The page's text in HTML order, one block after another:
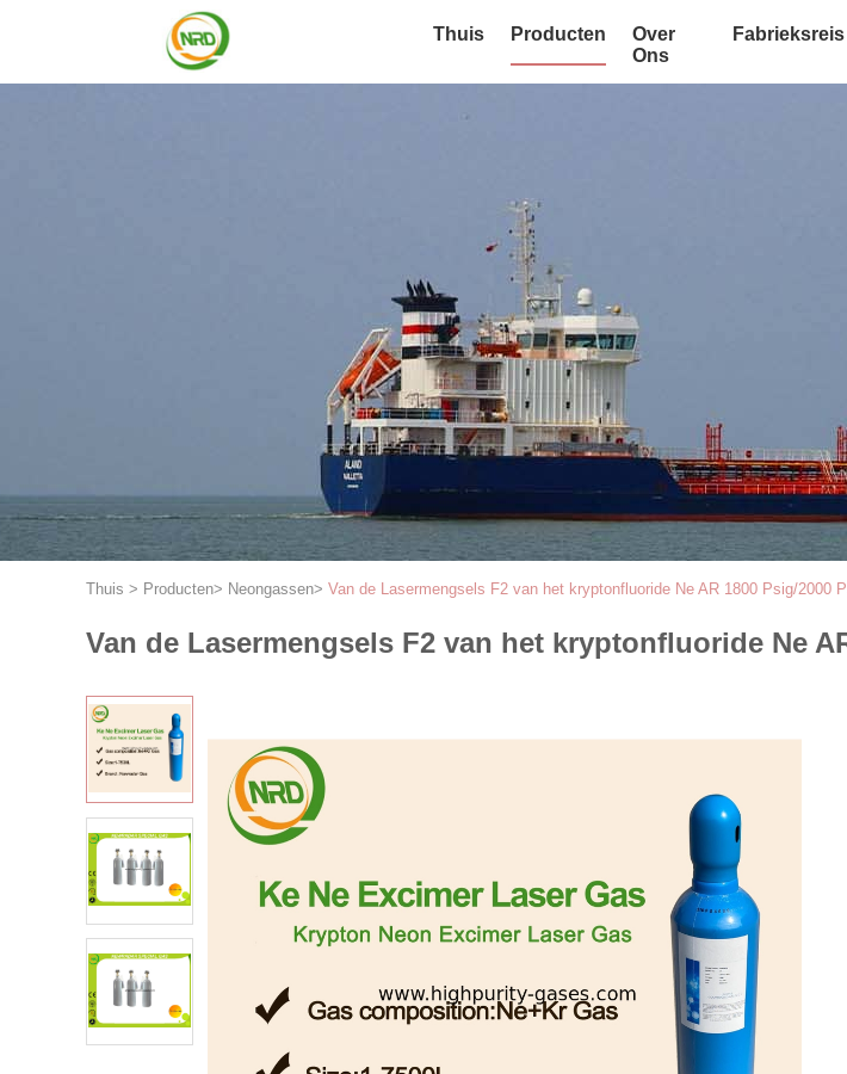
Thuis Producten
Over
Ons
Fabrieksreis
Thuis > Producten> Neongassen> Van de Lasermengsels F2 van het kryptonfluoride Ne AR 1800 Psig/2000
Van de Lasermengsels F2 van het kryptonfluoride Ne